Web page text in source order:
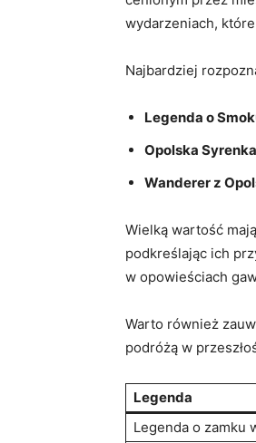
wydarzeniach,
Najbardziej
Legenda o
Opolska Syrenka
Wanderer z
Wielką ‍wartość
podkreślając ich
w opowieściach
Warto​ również
podróżą w
Legenda
Legenda o zamku